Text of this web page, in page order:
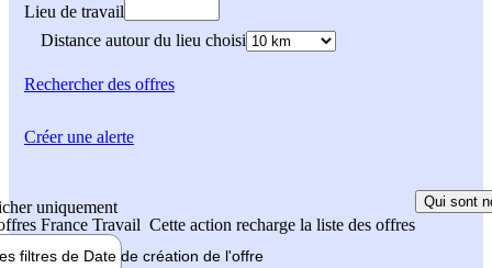
Lieu de travail
Distance autour du lieu choisi
Rechercherdes offres
uniquement
France Travail Cette action recharge la liste des offres
Qui sont
filtres de Date de création de l'offre
Créer une alerte